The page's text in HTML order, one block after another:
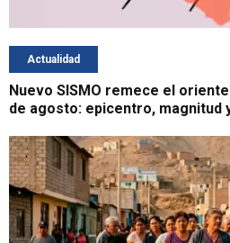
Actualidad
Nuevo SISMO remece el
de agosto: epicentro, magnitud